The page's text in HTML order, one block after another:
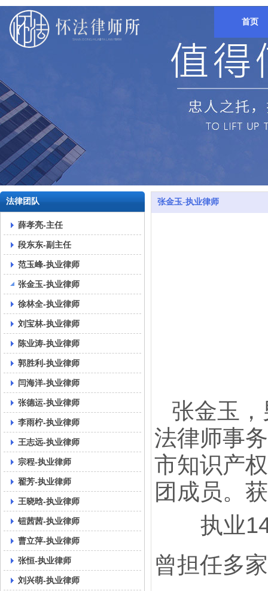
首页
法律团队
薛孝亮-主任
段东东-副主任
范玉峰-执业律师
张金玉-执业律师
徐林全-执业律师
刘宝林-执业律师
陈业涛-执业律师
郭胜利-执业律师
闫海洋-执业律师
张德运-执业律师
李雨柠-执业律师
王志远-执业律师
宗程-执业律师
翟芳-执业律师
王晓晗-执业律师
钮茜茜-执业律师
曹立萍-执业律师
张恒-执业律师
刘兴萌-执业律师
张金玉-执业律师
张金玉
法律师事
市知识产
团成员。
执业14
曾担任多